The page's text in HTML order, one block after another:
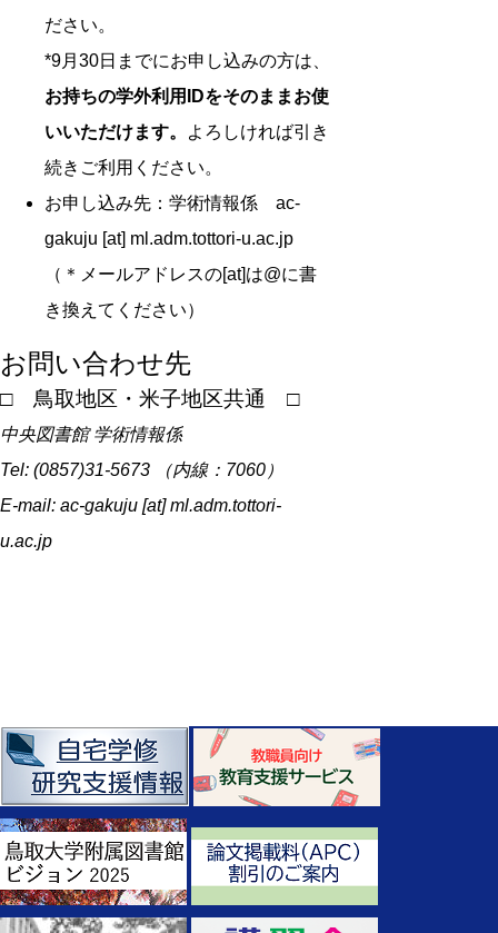
ださい。
*9月30日までにお申し込みの方は、
お持ちの学外利用IDをそのままお使
いいただけます。
よろしければ引き
続きご利用ください。
お申し込み先：学術情報係 ac-
gakuju [at] ml.adm.tottori-u.ac.jp
（＊メールアドレスの[at]は@に書
き換えてください）
お問い合わせ先
□ 鳥取地区・米子地区共通 □
中央図書館 学術情報係
Tel: (0857)31-5673 （内線：7060）
E-mail: ac-gakuju [at] ml.adm.tottori-
u.ac.jp